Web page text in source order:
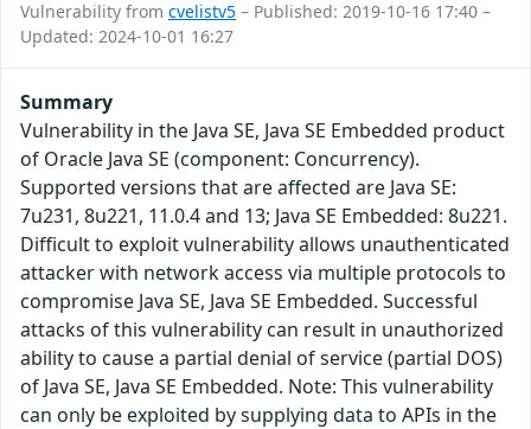
Vulnerability from cvelistv5 – Published: 2019-10-16 17:40 –
Updated: 2024-10-01 16:27
Summary
Vulnerability in the Java SE, Java SE Embedded product
of Oracle Java SE (component: Concurrency).
Supported versions that are affected are Java SE:
7u231, 8u221, 11.0.4 and 13; Java SE Embedded: 8u221.
Difficult to exploit vulnerability allows unauthenticated
attacker with network access via multiple protocols to
compromise Java SE, Java SE Embedded. Successful
attacks of this vulnerability can result in unauthorized
ability to cause a partial denial of service (partial DOS)
of Java SE, Java SE Embedded. Note: This vulnerability
can only be exploited by supplying data to APIs in the